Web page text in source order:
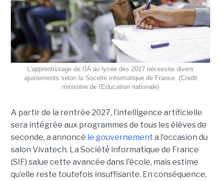
L'apprentissage de l'IA au lycée dès 2017 nécessite divers
ajustements selon la Société informatique de France. (Crédit
ministère de l'Education nationale)
A partir de la rentrée 2027, l’intelligence artificielle
sera intégrée aux programmes de tous les élèves de
seconde, a annoncé le gouvernement a l’occasion du
salon Vivatech. La Société́ informatique de France
(SIF) salue cette avancée dans l'école, mais estime
qu’elle reste toutefois insuffisante. En conséquence,